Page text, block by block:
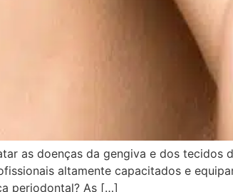
as doenças da gengiva e dos tecidos
altamente capacitados e
periodontal? As […]